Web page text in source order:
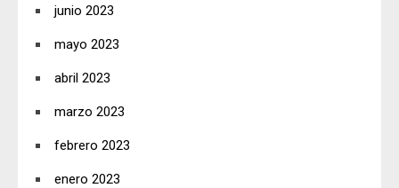
junio 2023
mayo 2023
abril 2023
marzo 2023
febrero 2023
enero 2023